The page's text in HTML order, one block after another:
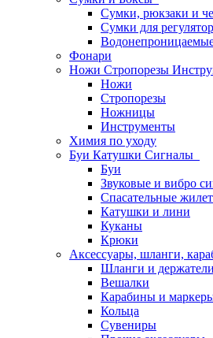
Сумки, рюкзаки и
Сумки для
Фонари
Ножи Стропорезы
Ножи
Стропорезы
Ножницы
Инструменты
Химия по уходу
Буи Катушки Сигналы
Буи
Звуковые и вибро
Спасательные
Катушки и лини
Куканы
Крюки
Аксессуары, шланги,
Шланги и держатели
Вешалки
Карабины и
Кольца
Сувениры